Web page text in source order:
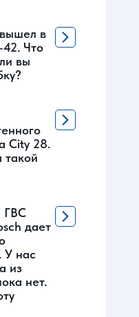
в
Что
вы
City 28.
такой
ГВС
дает
У нас
из
нет.